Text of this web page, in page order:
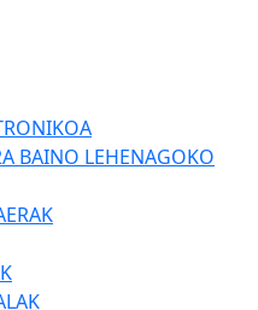
BAINO LEHENAGOKO